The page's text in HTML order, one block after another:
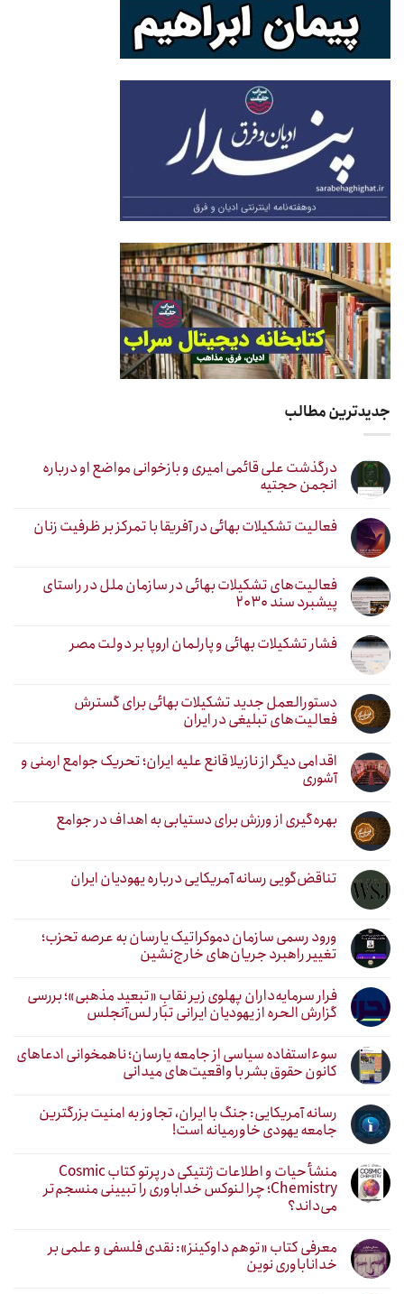
جدیدترین مطالب
درگذشت علی قائمی امیری و بازخوانی مواضع او درباره
انجمن حجتیه
فعالیت تشکیلات بهائی در آفریقا با تمرکز بر ظرفیت زنان
فعالیت‌های تشکیلات بهائی در سازمان ملل در راستای
پیشبرد سند ۲۰۳۰
فشار تشکیلات بهائی و پارلمان اروپا بر دولت مصر
دستورالعمل جدید تشکیلات بهائی برای گسترش
فعالیت‌های تبلیغی در ایران
اقدامی دیگر از نازیلا قانع علیه ایران؛ تحریک جوامع ارمنی و
آشوری
بهره‌گیری از ورزش برای دستیابی به اهداف در جوامع
تناقض‌گویی رسانه آمریکایی درباره یهودیان ایران
ورود رسمی سازمان دموکراتیک یارسان به عرصه تحزب؛
تغییر راهبرد جریان‌های خارج‌نشین
فرار سرمایه‌داران پهلوی زیر نقابِ «تبعید مذهبی»؛ بررسی
گزارش الحره از یهودیان ایرانی تبار لس‌آنجلس
سوءاستفاده سیاسی از جامعه یارسان؛ ناهمخوانی ادعاهای
کانون حقوق بشر با واقعیت‌های میدانی
رسانه آمریکایی: جنگ با ایران، تجاوز به امنیت بزرگترین
جامعه یهودی خاورمیانه است!
منشأ حیات و اطلاعات ژنتیکی در پرتو کتاب Cosmic
Chemistry؛ چرا لنوکس خداباوری را تبیینی منسجم‌تر
می‌داند؟
معرفی کتاب «توهم داوکینز»: نقدی فلسفی و علمی بر
خداناباوری نوین